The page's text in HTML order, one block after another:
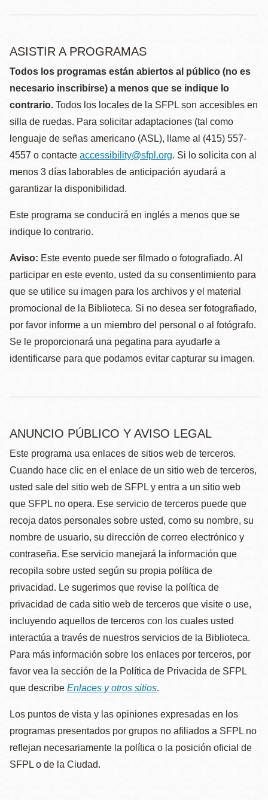
ASISTIR A PROGRAMAS
Todos los programas están abiertos al público (no es
necesario inscribirse) a menos que se indique lo
contrario. Todos los locales de la SFPL son accesibles en
silla de ruedas. Para solicitar adaptaciones (tal como
lenguaje de señas americano (ASL), llame al (415) 557-
4557 o contacte accessibility@sfpl.org. Si lo solicita con al
menos 3 días laborables de anticipación ayudará a
garantizar la disponibilidad.
Este programa se conducirá en inglés a menos que se
indique lo contrario.
Aviso: Este evento puede ser filmado o fotografiado. Al
participar en este evento, usted da su consentimiento para
que se utilice su imagen para los archivos y el material
promocional de la Biblioteca. Si no desea ser fotografiado,
por favor informe a un miembro del personal o al fotógrafo.
Se le proporcionará una pegatina para ayudarle a
identificarse para que podamos evitar capturar su imagen.
ANUNCIO PÚBLICO Y AVISO LEGAL
Este programa usa enlaces de sitios web de terceros.
Cuando hace clic en el enlace de un sitio web de terceros,
usted sale del sitio web de SFPL y entra a un sitio web
que SFPL no opera. Ese servicio de terceros puede que
recoja datos personales sobre usted, como su nombre, su
nombre de usuario, su dirección de correo electrónico y
contraseña. Ese servicio manejará la información que
recopila sobre usted según su propia política de
privacidad. Le sugerimos que revise la política de
privacidad de cada sitio web de terceros que visite o use,
incluyendo aquellos de terceros con los cuales usted
interactúa a través de nuestros servicios de la Biblioteca.
Para más información sobre los enlaces por terceros, por
favor vea la sección de la Política de Privacida de SFPL
que describe Enlaces y otros sitios.
Los puntos de vista y las opiniones expresadas en los
programas presentados por grupos no afiliados a SFPL no
reflejan necesariamente la política o la posición oficial de
SFPL o de la Ciudad.